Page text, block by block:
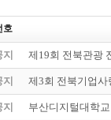
호
지 제19회 전북관광
지 제3회 전북기업사
지 부산디지털대학